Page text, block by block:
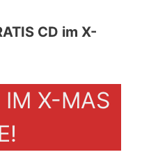
CD im X-
IM X-MAS